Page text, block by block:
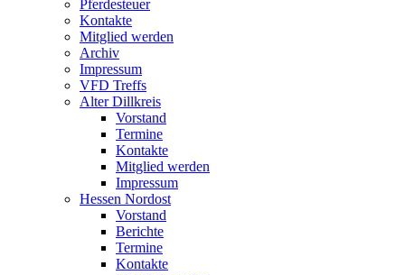
Pferdesteuer
Kontakte
Mitglied werden
Archiv
Impressum
VFD Treffs
Alter Dillkreis
Vorstand
Termine
Kontakte
Mitglied werden
Impressum
Hessen Nordost
Vorstand
Berichte
Termine
Kontakte